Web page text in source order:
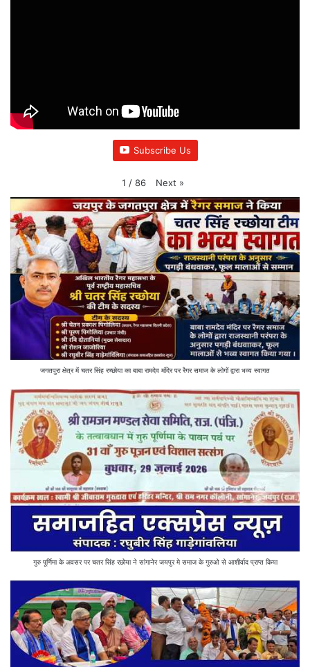
Subscribe Us
1 / 86 Next »
जगतपुरा क्षेत्र में चतर सिंह रच्छोया का बाबा रामदेव मंदिर पर रैगर समाज के लोगों द्वारा भव्य स्वागत
गुरु पूर्णिमा के अवसर पर चतर सिंह रछोया ने सांगानेर जयपुर मे समाज के गुरुओ से आशीर्वाद प्राप्त किया